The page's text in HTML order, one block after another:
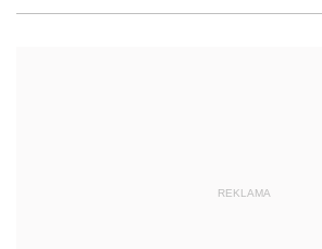
REKLAMA